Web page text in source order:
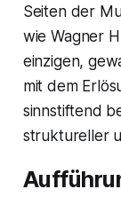
Seiten der
wie Wagner
einzigen,
mit dem
sinnstiftend
struktureller